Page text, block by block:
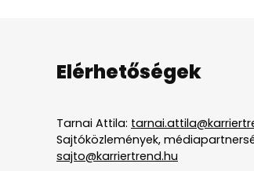
Elérhetőségek
Tarnai Attila:
Sajtóközlemények,
sajto@karriertrend.hu